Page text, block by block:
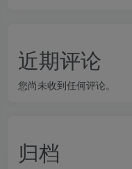
近期评论
您尚未收到任何评论。
归档